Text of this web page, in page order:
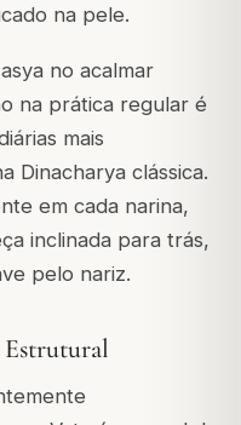
na pele.
no acalmar
na prática regular é
mais
Dinacharya clássica.
em cada narina,
inclinada para trás,
pelo nariz.